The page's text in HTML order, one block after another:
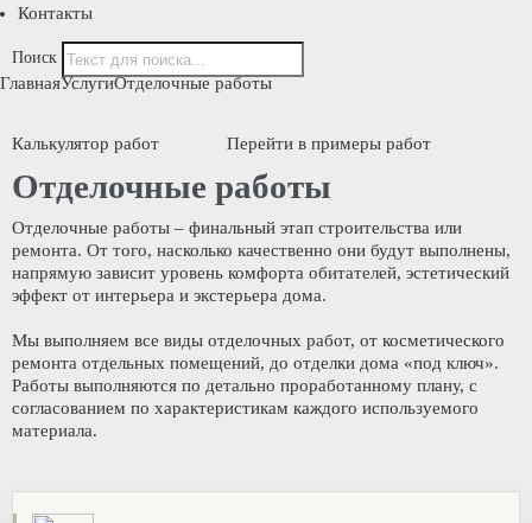
Контакты
Поиск
ГлавнаяУслугиОтделочные работы
Калькулятор работ Перейти в примеры работ
Отделочные работы
Отделочные работы – финальный этап строительства или
ремонта. От того, насколько качественно они будут выполнены,
напрямую зависит уровень комфорта обитателей, эстетический
эффект от интерьера и экстерьера дома.
Мы выполняем все виды отделочных работ, от косметического
ремонта отдельных помещений, до отделки дома «под ключ».
Работы выполняются по детально проработанному плану, с
согласованием по характеристикам каждого используемого
материала.